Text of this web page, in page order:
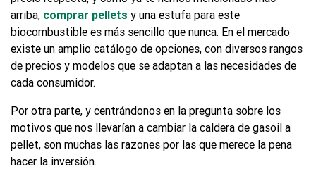
arriba, comprar pellets y una estufa para este
biocombustible es más sencillo que nunca. En el mercado
existe un amplio catálogo de opciones, con diversos rangos
de precios y modelos que se adaptan a las necesidades de
cada consumidor.
Por otra parte, y centrándonos en la pregunta sobre los
motivos que nos llevarían a cambiar la caldera de gasoil a
pellet, son muchas las razones por las que merece la pena
hacer la inversión.